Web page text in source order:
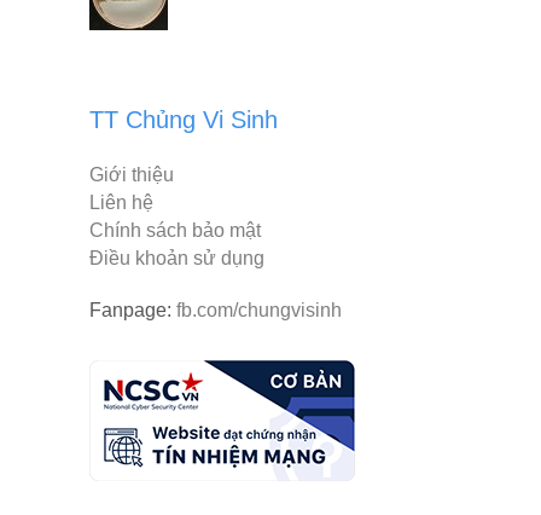
TT Chủng Vi Sinh
Giới thiệu
Liên hệ
Chính sách bảo mật
Điều khoản sử dụng
Fanpage: fb.com/chungvisinh